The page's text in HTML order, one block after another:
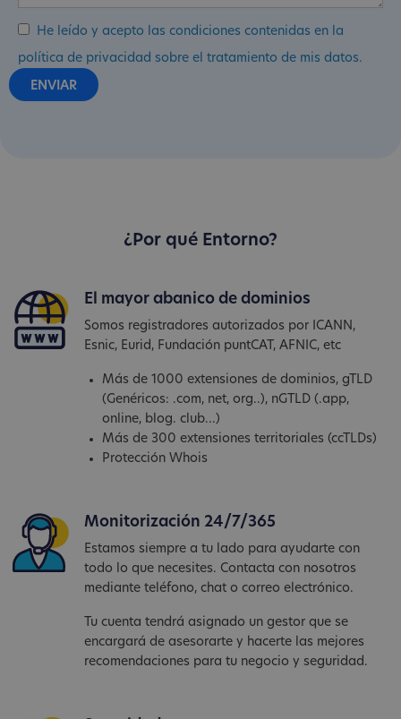
He leído y acepto las condiciones contenidas en la
política de privacidad sobre el tratamiento de mis datos.
¿Por qué Entorno?
El mayor abanico de dominios
Somos registradores autorizados por ICANN,
Esnic, Eurid, Fundación puntCAT, AFNIC, etc
Más de 1000 extensiones de dominios, gTLD
(Genéricos: .com, net, org..), nGTLD (.app,
online, blog. club...)
Más de 300 extensiones territoriales (ccTLDs)
Protección Whois
Monitorización 24/7/365
Estamos siempre a tu lado para ayudarte con
todo lo que necesites. Contacta con nosotros
mediante teléfono, chat o correo electrónico.
Tu cuenta tendrá asignado un gestor que se
encargará de asesorarte y hacerte las mejores
recomendaciones para tu negocio y seguridad.